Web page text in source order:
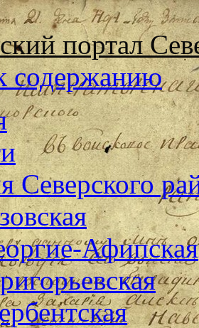
портал
содержанию
Северского
Афипская